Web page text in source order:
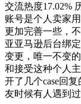
交流热度17.02%
账号是个人卖家
更加完善一些，
亚亚马逊后台绑
变更，唯一不变
和接受这种个人
开了几个case回
友时候有人遇到